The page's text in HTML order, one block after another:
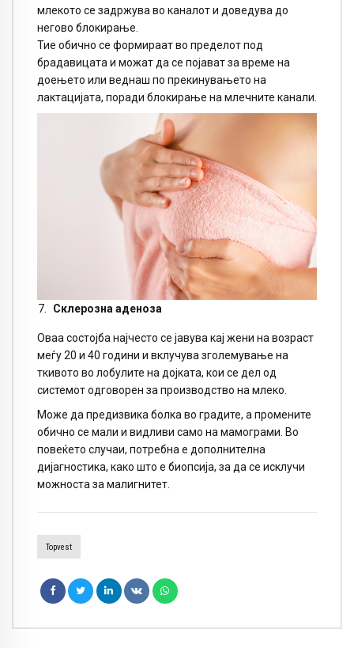
млекото се задржува во каналот и доведува до
негово блокирање.
Тие обично се формираат во пределот под
брадавицата и можат да се појават за време на
доењето или веднаш по прекинувањето на
лактацијата, поради блокирање на млечните канали.
Склерозна аденоза
Оваа состојба најчесто се јавува кај жени на возраст
меѓу 20 и 40 години и вклучува зголемување на
ткивото во лобулите на дојката, кои се дел од
системот одговорен за производство на млеко.
Може да предизвика болка во градите, а промените
обично се мали и видливи само на мамограми. Во
повеќето случаи, потребна е дополнителна
дијагностика, како што е биопсија, за да се исклучи
можноста за малигнитет.
Topvest